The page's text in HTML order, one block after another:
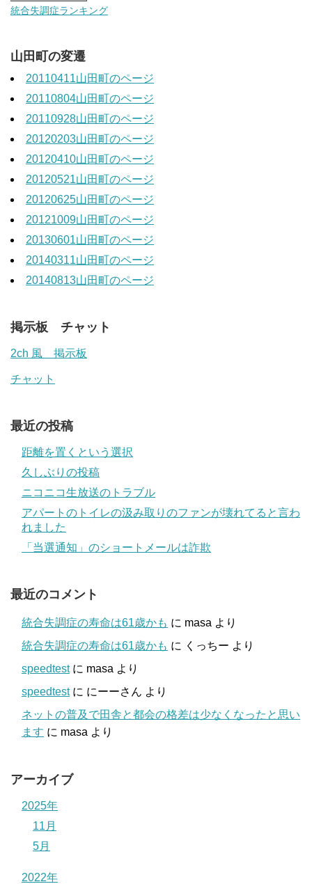
統合失調症ランキング
山田町の変遷
20110411山田町のページ
20110804山田町のページ
20110928山田町のページ
20120203山田町のページ
20120410山田町のページ
20120521山田町のページ
20120625山田町のページ
20121009山田町のページ
20130601山田町のページ
20140311山田町のページ
20140813山田町のページ
掲示板 チャット
2ch 風 掲示板
チャット
最近の投稿
距離を置くという選択
久しぶりの投稿
ニコニコ生放送のトラブル
アパートのトイレの汲み取りのファンが壊れてると言わ
れました
「当選通知」のショートメールは詐欺
最近のコメント
統合失調症の寿命は61歳かも に masa より
統合失調症の寿命は61歳かも に くっちー より
speedtestに masa より
speedtestに にーーさん より
ネットの普及で田舎と都会の格差は少なくなったと思い
ます に masa より
アーカイブ
2025年
11月
5月
2022年